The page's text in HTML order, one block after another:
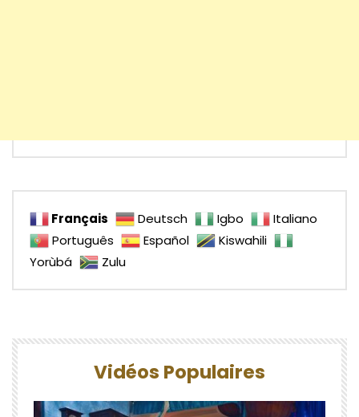
Français Deutsch Igbo
Italiano
Português
Español
Kiswahili
Yorùbá
Zulu
Vidéos Populaires